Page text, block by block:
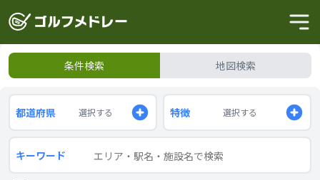
条件検索 地図検索
都道府県 選択する 特徴 選択する
キーワード